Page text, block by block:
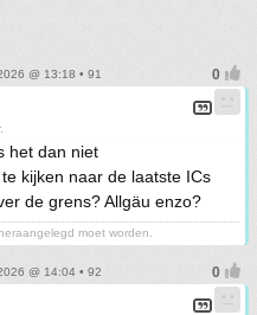
@ 13:18 • 91
het dan niet
kijken naar de laatste ICs
de grens? Allgäu enzo?
moet worden.
@ 14:04 • 92